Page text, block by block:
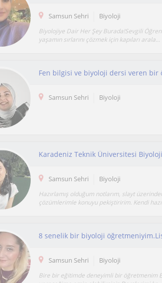
Samsun Sehri Biyoloji
Biyolojiye Dair Her Şey Burada!Sevgili
yaşamın sırlarını çözmek için kapıları arala...
Fen bilgisi ve biyoloji dersi veren bir
Samsun Sehri Biyoloji
Samsun Sehri Biyoloji
Hazırlamış olduğum notlarım, slayt
çözümlerimle konuyu pekiştiririm. Kendi
Samsun Sehri Biyoloji
Bire bir eğitimde deneyimli bir öğretmenim